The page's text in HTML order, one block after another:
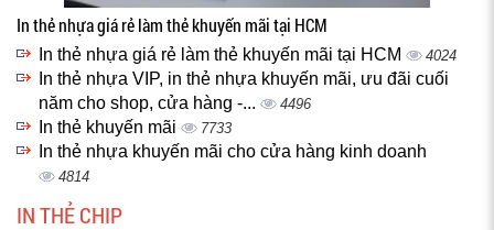
In thẻ nhựa giá rẻ làm thẻ khuyến mãi tại HCM
In thẻ nhựa giá rẻ làm thẻ khuyến mãi tại HCM 4024
In thẻ nhựa VIP, in thẻ nhựa khuyến mãi, ưu đãi cuối
năm cho shop, cửa hàng -...
4496
In thẻ khuyến mãi 7733
In thẻ nhựa khuyến mãi cho cửa hàng kinh doanh
4814
IN THẺ CHIP